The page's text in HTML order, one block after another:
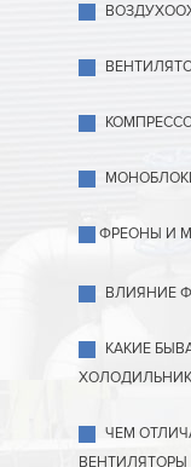
ФРЕОНЫ И
ВЛИЯНИЕ
КАКИЕ
ЧЕМ
ВЕНТИЛЯТОРЫ